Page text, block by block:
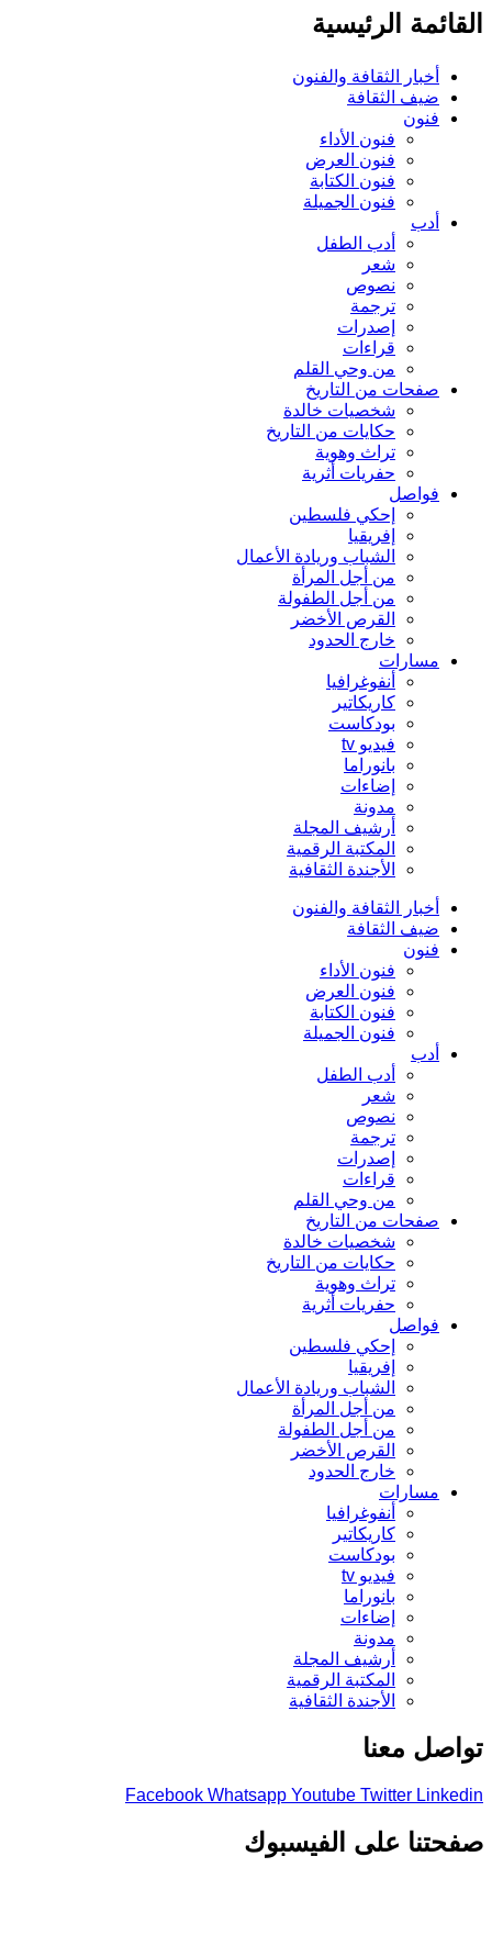
الرئيسية
أخبار الثقافة والفنون
ضيف الثقافة
فنون
فنون الأداء
فنون العرض
فنون الكتابة
فنون الجميلة
أدب
أدب الطفل
شعر
نصوص
ترجمة
إصدرات
قراءات
من وحي القلم
صفحات من التاريخ
شخصيات خالدة
حكايات من التاريخ
تراث وهوية
حفريات أثرية
فواصل
إحكي فلسطين
إفريقيا
الشباب وريادة الأعمال
من أجل المرأة
من أجل الطفولة
القرص الأخضر
خارج الحدود
مسارات
أنفوغرافيا
كاريكاتير
بودكاست
فيديو tv
بانوراما
إضاءات
مدونة
أرشيف المجلة
المكتبة الرقمية
الأجندة الثقافية
أخبار الثقافة والفنون
ضيف الثقافة
فنون
فنون الأداء
فنون العرض
فنون الكتابة
فنون الجميلة
أدب
أدب الطفل
شعر
نصوص
ترجمة
إصدرات
قراءات
من وحي القلم
صفحات من التاريخ
شخصيات خالدة
حكايات من التاريخ
تراث وهوية
حفريات أثرية
فواصل
إحكي فلسطين
إفريقيا
الشباب وريادة الأعمال
من أجل المرأة
من أجل الطفولة
القرص الأخضر
خارج الحدود
مسارات
أنفوغرافيا
كاريكاتير
بودكاست
فيديو tv
بانوراما
إضاءات
مدونة
أرشيف المجلة
المكتبة الرقمية
الأجندة الثقافية
معنا
Facebook Whatsapp Youtube Twitter
على الفيسبوك